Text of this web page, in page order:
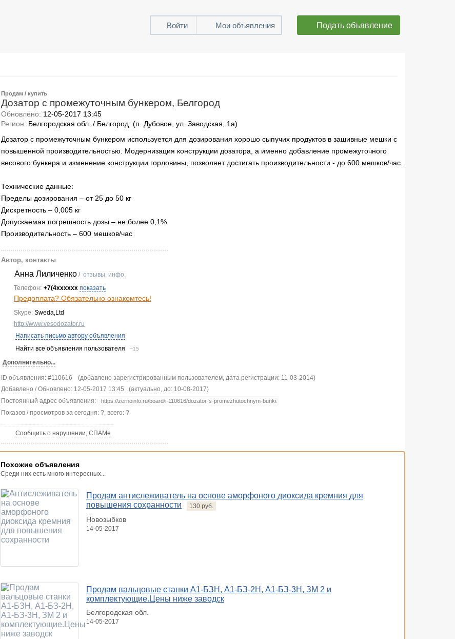
Войти Мои объявления Подать объявление
Продам / купить
Дозатор с промежуточным бункером, Белгород
Обновлено: 12-05-2017 13:45
Регион: Белгородская обл. / Белгород (п. Дубовое, ул. Заводская, 1а)
Дозатор с промежуточным бункером используется для дозирования хорошо сыпучих продуктов в зашивные мешки с
повышенной производительностью. Модернизация конструкции дозатора, а именно добавление промежуточного
весового бункера и изменение конструкции горловины, позволяет достигать производительности - до 600 мешков/час.
Технические данные:
Пределы дозирования – от 25 до 50 кг
Дискретность – 0,005 кг
Допускаемая погрешность дозы – не более 0,1%
Производительность – 600 мешков/час
Автор, контакты
Анна Лиличенко / отзывы, инфо.
Телефон: +7(4xxxxxx показать
Предоплата? Обязательно ознакомтесь!
Skype: Sweda,Ltd
http://www.vesodozator.ru
Написать письмо автору объявления
Найти все объявления пользователя
~15
Дополнительно...
ID объявления: #110616
(добавлено зарегистрированным пользователем, дата регистрации: 11-03-2014)
Добавлено / Обновлено: 12-05-2017 13:45
(актуально, до: 10-08-2017)
Постоянный адрес объявления:
Показов / просмотров за сегодня: ?, всего: ?
Сообщить о нарушении, СПАМе
Похожие объявления
Среди них есть много интересных...
Продам антислеживатель на основе аморфоного диоксида кремния для
повышения сохранности
130 руб.
Новозыбков
14-05-2017
Продам вальцовые станки А1-БЗН, А1-БЗ-2Н, А1-БЗ-3Н, ЗМ 2 и
комплектующие.Цены ниже заводск
Белгородская обл.
14-05-2017